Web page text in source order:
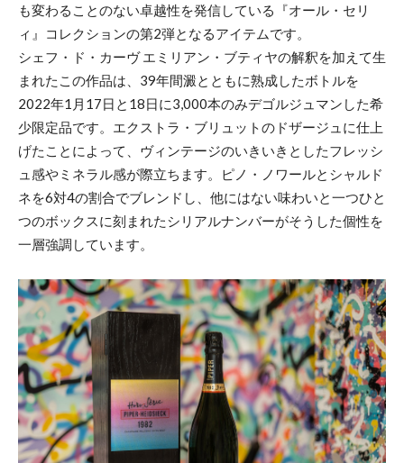
も変わることのない卓越性を発信している『オール・セリ
ィ』コレクションの第2弾となるアイテムです。
シェフ・ド・カーヴ エミリアン・ブティヤの解釈を加えて生
まれたこの作品は、39年間澱とともに熟成したボトルを
2022年1月17日と18日に3,000本のみデゴルジュマンした希
少限定品です。エクストラ・ブリュットのドザージュに仕上
げたことによって、ヴィンテージのいきいきとしたフレッシ
ュ感やミネラル感が際立ちます。ピノ・ノワールとシャルド
ネを6対4の割合でブレンドし、他にはない味わいと一つひと
つのボックスに刻まれたシリアルナンバーがそうした個性を
一層強調しています。